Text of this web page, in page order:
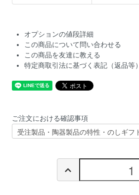
オプションの値段詳細
この商品について問い合わせる
この商品を友達に教える
特定商取引法に基づく表記（返品等）
ご注文における確認事項